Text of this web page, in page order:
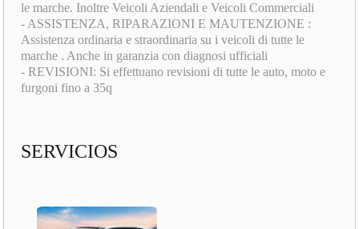
le marche. Inoltre Veicoli Aziendali e Veicoli Commerciali
- ASSISTENZA, RIPARAZIONI E MAUTENZIONE :
Assistenza ordinaria e straordinaria su i veicoli di tutte le
marche . Anche in garanzia con diagnosi ufficiali
- REVISIONI: Si effettuano revisioni di tutte le auto, moto e
furgoni fino a 35q
SERVICIOS